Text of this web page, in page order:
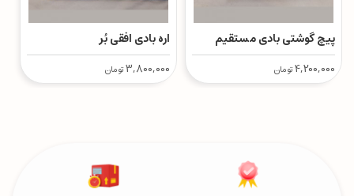
پیچ گوشتی بادی مستقیم
4,200,000تومان
اره بادی افقی بُر
3,800,000تومان